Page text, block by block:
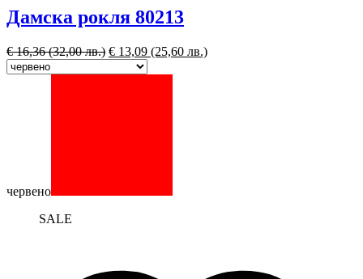
Дамска рокля 80213
€16,36(32,00 лв.) € 13,09 (25,60 лв.)
червено
SALE